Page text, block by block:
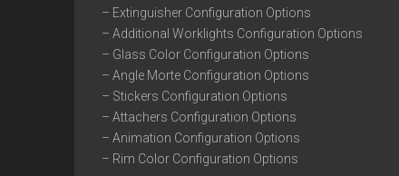
– Extinguisher Configuration Options
– Additional Worklights Configuration Options
– Glass Color Configuration Options
– Angle Morte Configuration Options
– Stickers Configuration Options
– Attachers Configuration Options
– Animation Configuration Options
– Rim Color Configuration Options